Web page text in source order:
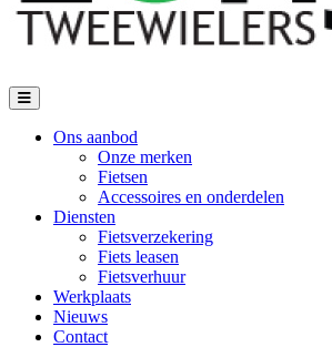
Ons aanbod
Onze merken
Fietsen
Accessoires en onderdelen
Diensten
Fietsverzekering
Fiets leasen
Fietsverhuur
Werkplaats
Nieuws
Contact